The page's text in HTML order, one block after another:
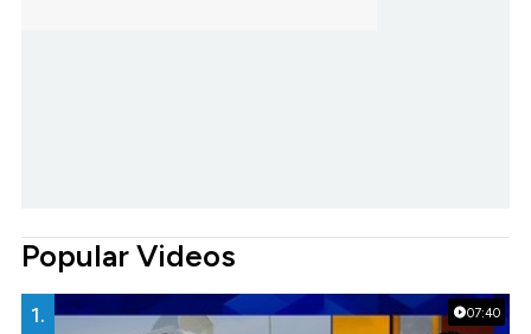
Popular Videos
07:40
1.